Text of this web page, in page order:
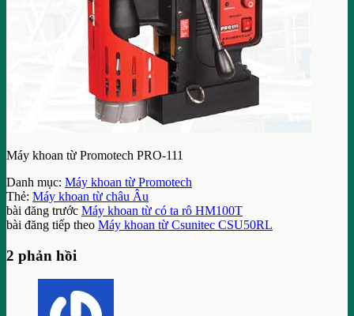
Máy khoan từ Promotech PRO-111
Danh mục: Máy khoan từ Promotech
Thẻ: Máy khoan từ châu Âu
bài đăng trước Máy khoan từ có ta rô HM100T
bài đăng tiếp theo Máy khoan từ Csunitec CSU50RL
2 phản hồi